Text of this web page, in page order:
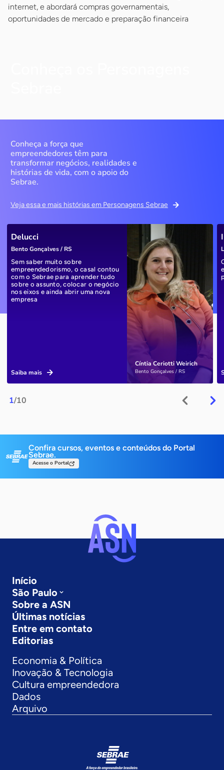
internet, e abordará compras governamentais,
oportunidades de mercado e preparação financeira
Conheça a força que
empreendedores têm para
transformar negócios, realidades e
histórias de vida, com o apoio do
Sebrae.
Veja essa e mais histórias em Personagens Sebrae
1/10
Cíntia Ceriotti Weirich
Bento Gonçalves / RS
Delucci
Bento Gonçalves / RS
Sem saber muito sobre
empreendedorismo, o casal contou
com o Sebrae para aprender tudo
sobre o assunto, colocar o negócio
nos eixos e ainda abrir uma nova
empresa
Saiba mais
Confira cursos, eventos e conteúdos do Portal
Sebrae.
Acesse o Portal
Início
São Paulo
Sobre a ASN
Últimas notícias
Entre em contato
Editorias
Economia & Política
Inovação & Tecnologia
Cultura empreendedora
Dados
Arquivo